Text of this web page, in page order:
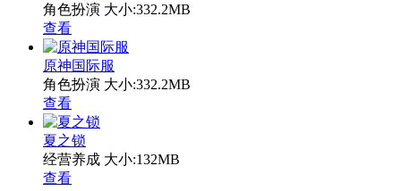
角色扮演 大小:332.2MB
查看
原神国际服
角色扮演 大小:332.2MB
查看
夏之锁
经营养成 大小:132MB
查看